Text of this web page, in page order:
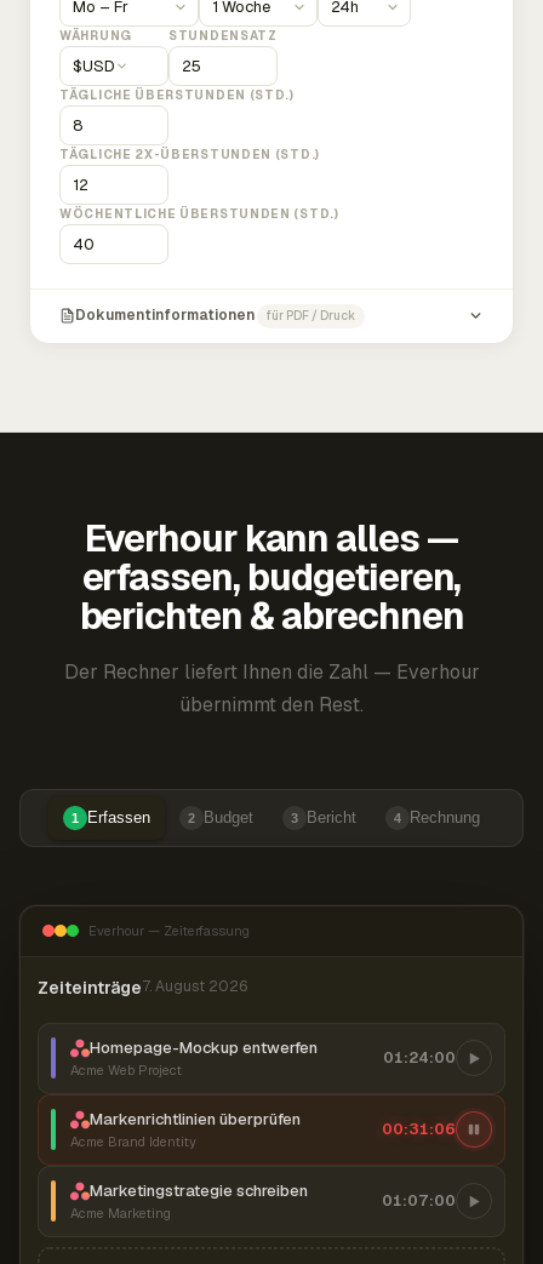
WÄHRUNG
$USD
STUNDENSATZ
TÄGLICHE ÜBERSTUNDEN (STD.)
TÄGLICHE 2X-ÜBERSTUNDEN (STD.)
WÖCHENTLICHE ÜBERSTUNDEN (STD.)
Dokumentinformationen für PDF / Druck
Everhour kann alles —
erfassen, budgetieren,
berichten & abrechnen
Der Rechner liefert Ihnen die Zahl — Everhour
übernimmt den Rest.
1 Erfassen 2 Budget 3 Bericht 4 Rechnung
Everhour — Zeiterfassung
Zeiteinträge7. August 2026
Homepage-Mockup entwerfen
Acme Web Project
01:24:00
Markenrichtlinien überprüfen
Acme Brand Identity
00:31:07
Marketingstrategie schreiben
Acme Marketing
01:07:00